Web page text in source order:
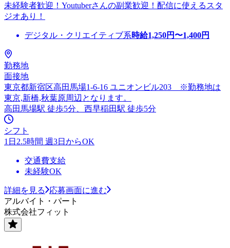
未経験者歓迎！Youtuberさんの副業歓迎！配信に使えるスタ
ジオあり！
デジタル・クリエイティブ系時給1,250円〜1,400円
勤務地
面接地
東京都新宿区高田馬場1-6-16 ユニオンビル203 ※勤務地は
東京,新橋,秋葉原周辺となります。
高田馬場駅 徒歩5分、西早稲田駅 徒歩5分
シフト
1日2.5時間 週3日からOK
交通費支給
未経験OK
詳細を見る
応募画面に進む
アルバイト・パート
株式会社フィット